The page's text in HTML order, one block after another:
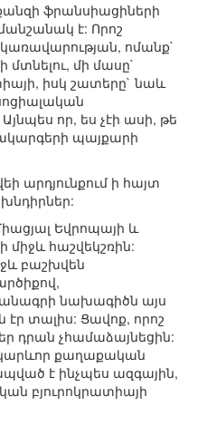
ֆրանսիացիների
է: Որոշ
ոմանք`
մտնելու, մի մասը`
իսկ շատերը` նաև
որ, ես չէի ասի, թե
պայքարի
արդյունքում ի հայտ
Եվրոպայի և
միջև հաշվեկշռին:
բաշխվեն
նախագիծն այս
տալիս: Ցավոք, որոշ
դրան չհամաձայնեցին:
քաղաքական
է ինչպես ազգային,
բյուրոկրատիայի